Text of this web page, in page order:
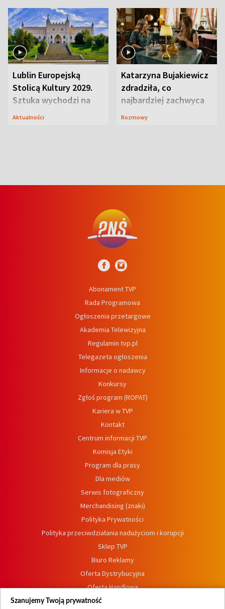
Lublin Europejską
Stolicą Kultury 2029.
Sztuka wychodzi na
ulice
Aktualności
Katarzyna Bujakiewicz
zdradziła, co
najbardziej zachwyca
ją w Lublinie
Rozmowy
Abonament TVP
Rada Programowa
Ogłoszenia przetargowe
Akademia Telewizyjna
Regulamin tvp.pl
Telegazeta ogłoszenia
Informacje o nadawcy
Konkursy
Zgłoś program (ROPAT)
Kariera w TVP
Kontakt
Centrum informacji TVP
Komisja Etyki
Program dla prasy
Dla mediów
Serwis fotograficzny
Merchandising (znaki)
Polityka Prywatności
Polityka przeciwdziałania nadużyciom i korupcji
Sklep TVP
Biuro Reklamy
Oferta Dystrybucyjna
Oferta Handlowa
Dostępność
Szanujemy Twoją prywatność